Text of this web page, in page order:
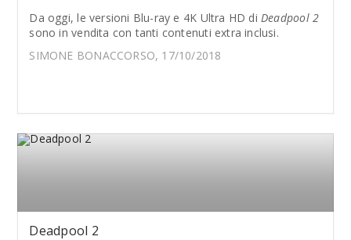
Da oggi, le versioni Blu-ray e 4K Ultra HD diDeadpool 2
sono in vendita con tanti contenuti extra inclusi.
SIMONE BONACCORSO, 17/10/2018
Deadpool 2